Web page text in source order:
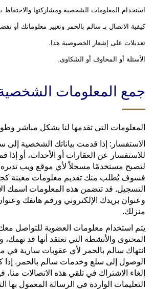
استخدام المعلومات الشخصية ومشاركتها والاحتفاظ
كيفية الاتصال بـ سالم بالحمر وتغيير معلوماتك أو
تعديلات على إشعار الخصوصية هذا.
الأسئلة أو المخاوف أو الشكاوى.
جمع المعلومات
المعلومات التي تقدمها لنا بشكل مباشر
الاستفسار: إذا قدمت بياناتك الشخصية إلى
للاستفسار عن العقارات أو الأحداث، أو إذا
لتصبح مستخدمًا مسجلاً لأي موقع ويب تديره
فسوف يُطلب منك تقديم معلومات معينة
التسجيل. قد تتضمن هذه المعلومات اسمك
وعنوان بريدك الإلكتروني ورقم هاتفك
منزلك.
يتم استخدام معلومات العضوية للتواصل
المحتوى والأنشطة التي نعتقد أنها قد
انتهاك سالم بالحمر لأي عقوبات سارية في
الوصول إلى سلع وخدمات سالم بالحمر.
إلغاء الاشتراك في تلقي هذه الاتصالات منا،
التعليمات الواردة في الرسالة المعمول بها